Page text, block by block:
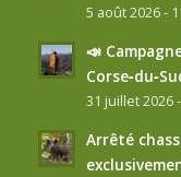
5 août 2026 -
📣
31 juillet 2026
Arrêté